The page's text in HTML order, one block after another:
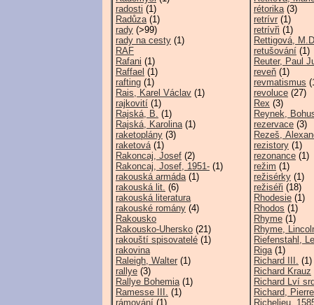
radosti (1)
Radůza(1)
rady (>99)
rady na cesty (1)
RAF
Rafani (1)
Raffael (1)
rafting (1)
Rais, Karel Václav (1)
rajkovití (1)
Rajská, B. (1)
Rajská, Karolina(1)
raketoplány (3)
raketová(1)
Rakoncaj, Josef (2)
Rakoncaj, Josef, 1951- (1)
rakouská armáda(1)
rakouská lit. (6)
rakouská literatura
rakouské romány (4)
Rakousko
Rakousko-Uhersko (21)
rakouští spisovatelé (1)
rakovina
Raleigh, Walter (1)
rallye (3)
Rallye Bohemia(1)
Ramesse III. (1)
rámování (1)
rétorika(3)
retrívr (1)
retrívři (1)
Rettigová,
retušování (1)
Reuter, Paul
reveň (1)
revmatismus
revoluce (27)
Rex (3)
Reynek,
rezervace (3)
Rezeš,
rezistory (1)
rezonance (1)
režim (1)
režisérky (1)
režiséři (18)
Rhodesie (1)
Rhodos (1)
Rhyme (1)
Rhyme,
Riefenstahl,
Riga(1)
Richard III. (1)
Richard Krauz
Richard Lví
Richard, Pierre
Richelieu,